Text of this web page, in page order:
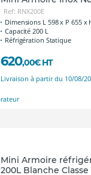
Ref: RNX200E
Dimensions L 598 x P 655 x
Capacité 200 L
Réfrigération Statique
620,00€ HT
Livraison à partir du 10/08/
Mini Armoire
200L Blanche Classe